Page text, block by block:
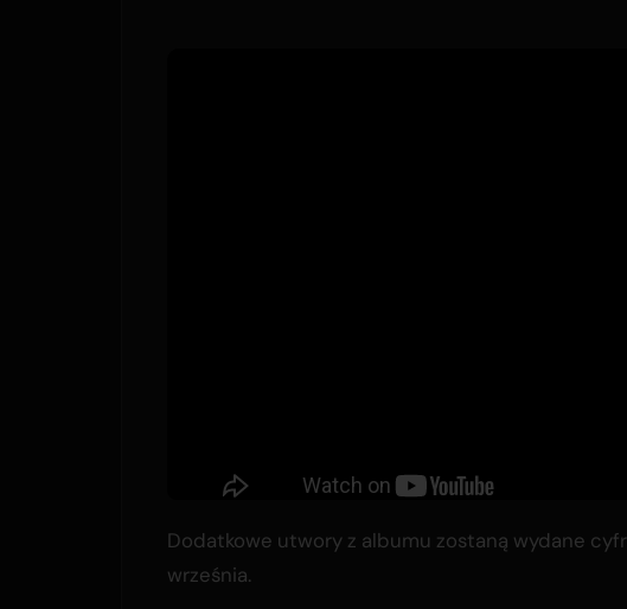
Dodatkowe utwory z albumu zostaną wydane
września.